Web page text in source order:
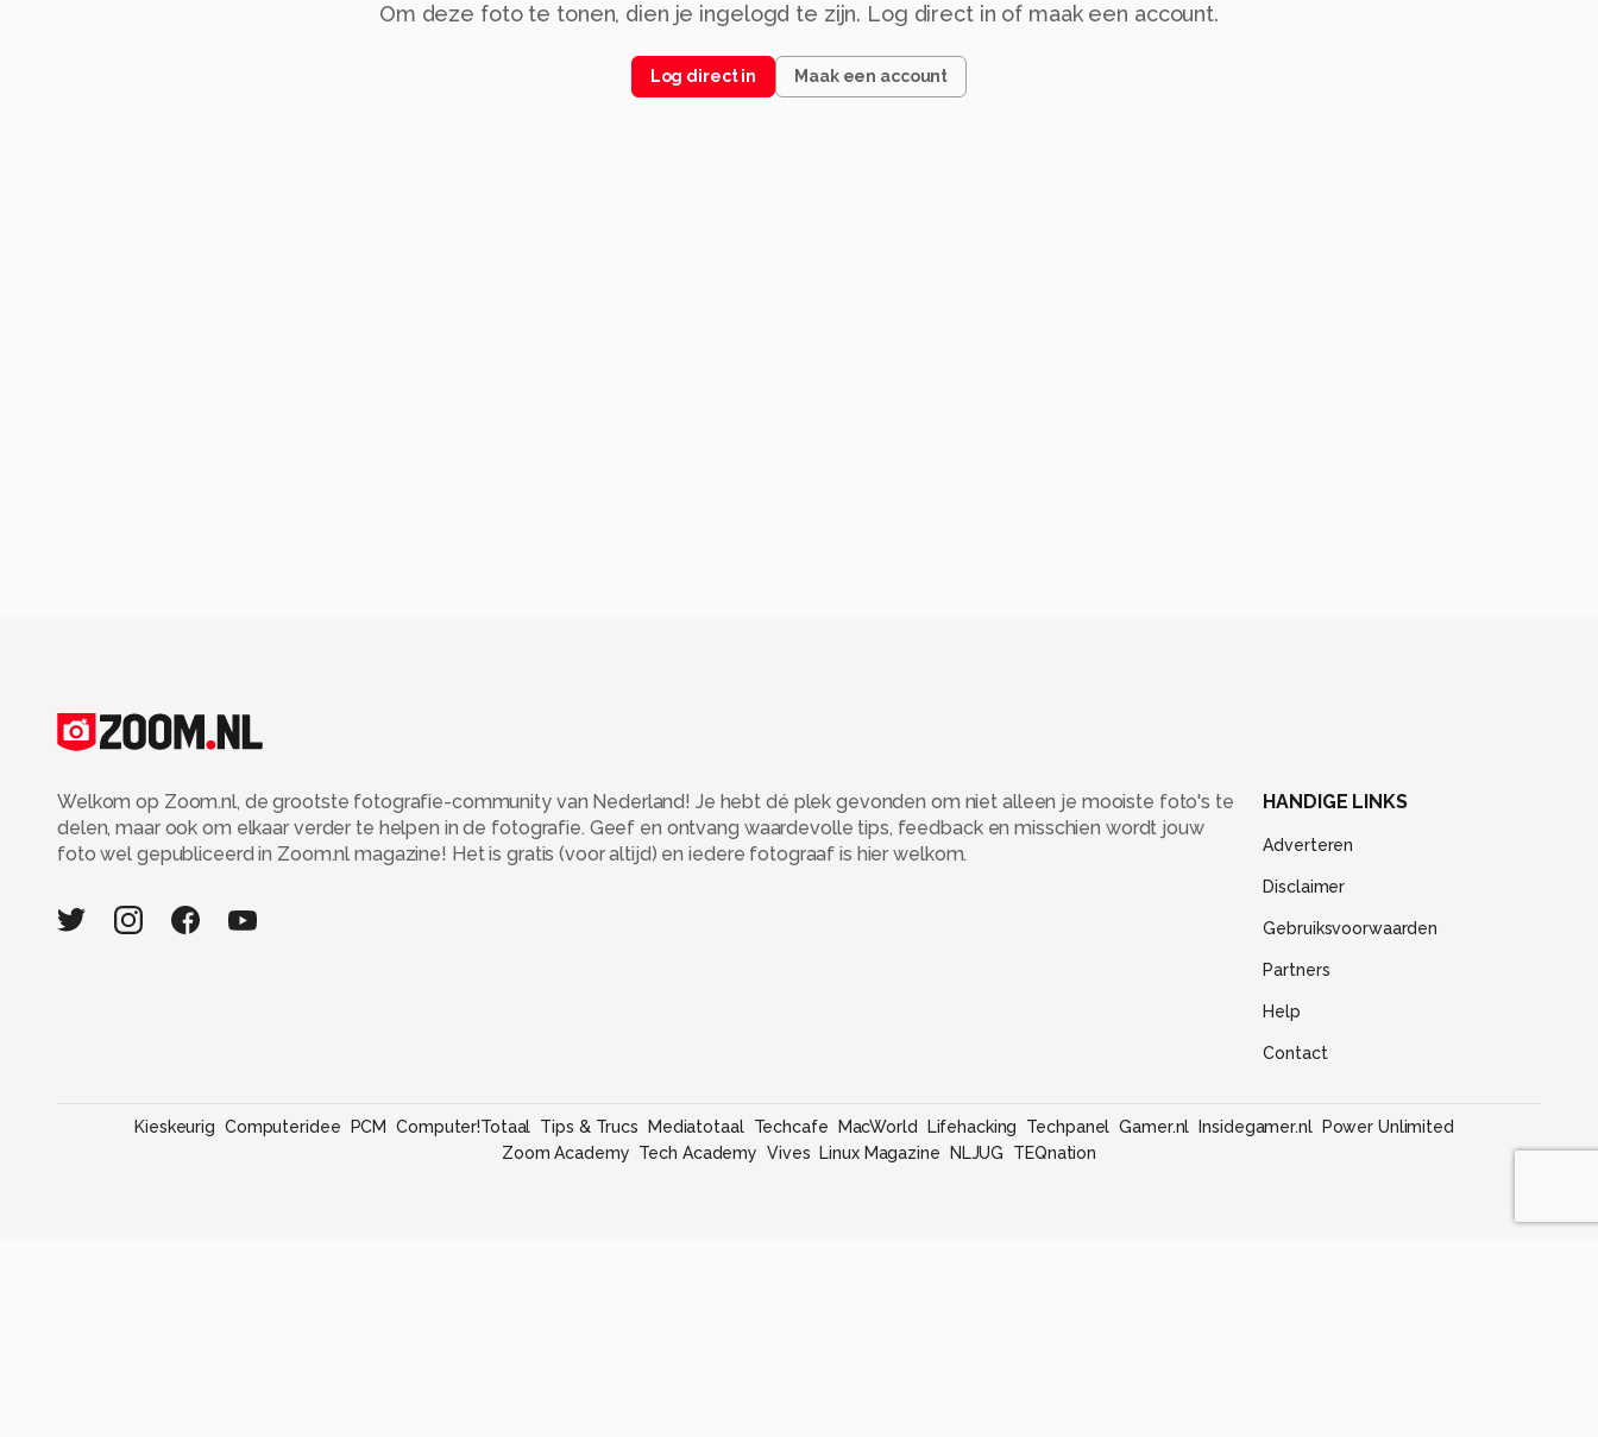
Om deze foto te tonen, dien je ingelogd te zijn. Log direct in of maak een account.
Log direct in Maak een account
Welkom op Zoom.nl, de grootste fotografie-community van Nederland! Je hebt dé plek gevonden om niet alleen je mooiste foto's te
delen, maar ook om elkaar verder te helpen in de fotografie. Geef en ontvang waardevolle tips, feedback en misschien wordt jouw
foto wel gepubliceerd in Zoom.nl magazine! Het is gratis (voor altijd) en iedere fotograaf is hier welkom.
HANDIGE LINKS
Adverteren
Disclaimer
Gebruiksvoorwaarden
Partners
Help
Contact
Kieskeurig Computeridee PCM Computer!Totaal Tips & Trucs Mediatotaal Techcafe MacWorld Lifehacking Techpanel Gamer.nl Insidegamer.nl
Power Unlimited
Zoom Academy Tech Academy Vives Linux Magazine NLJUG TEQnation